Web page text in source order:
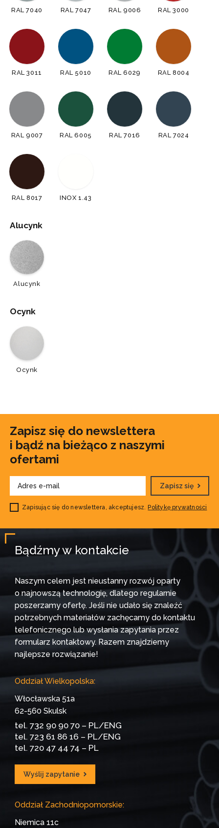
RAL 7040 RAL 7047 RAL 9006 RAL 3000
RAL 3011 RAL 5010 RAL 6029 RAL 8004
RAL 9007 RAL 6005 RAL 7016 RAL 7024
RAL 8017 INOX 1.43
Alucynk
Alucynk
Ocynk
Ocynk
Zapisz się do newslettera
i bądź na bieżąco z naszymi
ofertami
Zapisz się
Zapisując się do newslettera, akceptujesz. Politykę prywatności
Bądźmy w kontakcie
Naszym celem jest nieustanny rozwój oparty
o najnowszą technologię, dlatego regularnie
poszerzamy ofertę. Jeśli nie udało się znaleźć
potrzebnych materiałów zachęcamy do kontaktu
telefonicznego lub wysłania zapytania przez
formularz kontaktowy. Razem znajdziemy
najlepsze rozwiązanie!
Oddział Wielkopolska:
Włocławska 51a
62-560 Skulsk
tel. 732 90 90 70 – PL/ENG
tel. 723 61 86 16 – PL/ENG
tel. 720 47 44 74 – PL
Wyślij zapytanie
Oddział Zachodniopomorskie:
Niemica 11c